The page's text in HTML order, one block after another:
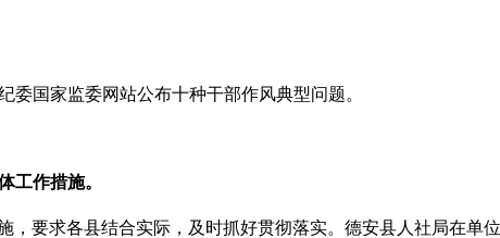
国家监委网站公布十种干部作风典型问题。
工作措施。
要求各县结合实际，及时抓好贯彻落实。德安县人社局在单